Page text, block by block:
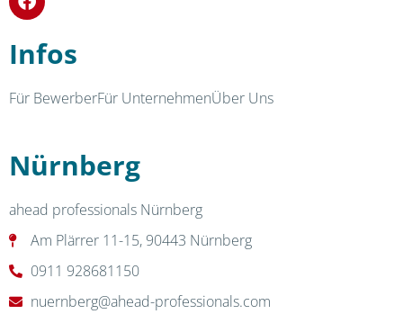
Infos
Für BewerberFür UnternehmenÜber Uns
Nürnberg
ahead professionals Nürnberg
Am Plärrer 11-15, 90443 Nürnberg
0911 928681150
nuernberg@ahead-professionals.com